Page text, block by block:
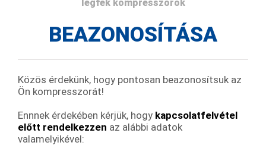
légfék kompresszorok
BEAZONOSÍTÁSA
Közös érdekünk, hogy pontosan beazonosítsuk az
Ön kompresszorát!
Ennnek érdekében kérjük, hogy kapcsolatfelvétel
előtt rendelkezzen az alábbi adatok
valamelyikével: